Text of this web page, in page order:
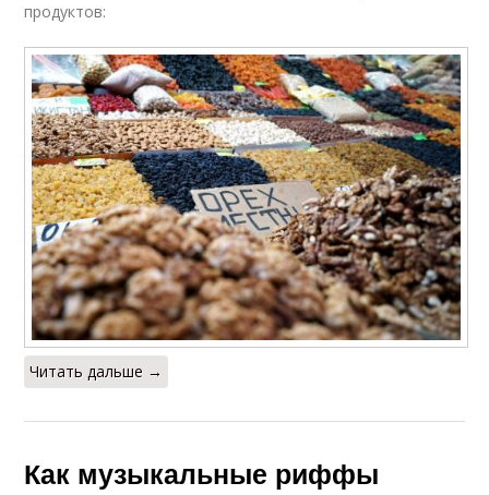
продуктов:
Читать дальше →
Как музыкальные риффы